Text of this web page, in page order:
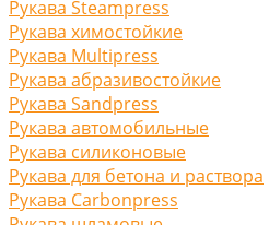
Рукава Steampress
Рукава химостойкие
Рукава Multipress
Рукава абразивостойкие
Рукава Sandpress
Рукава автомобильные
Рукава силиконовые
Рукава для бетона и раствора
Рукава Carbonpress